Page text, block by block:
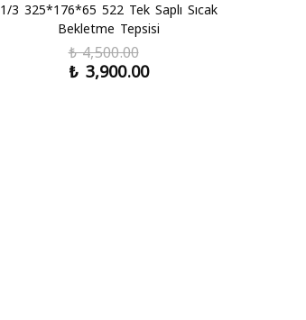
1/3 325*176*65 522 Tek Saplı Sıcak
Bekletme Tepsisi
₺ 4,500.00
₺ 3,900.00